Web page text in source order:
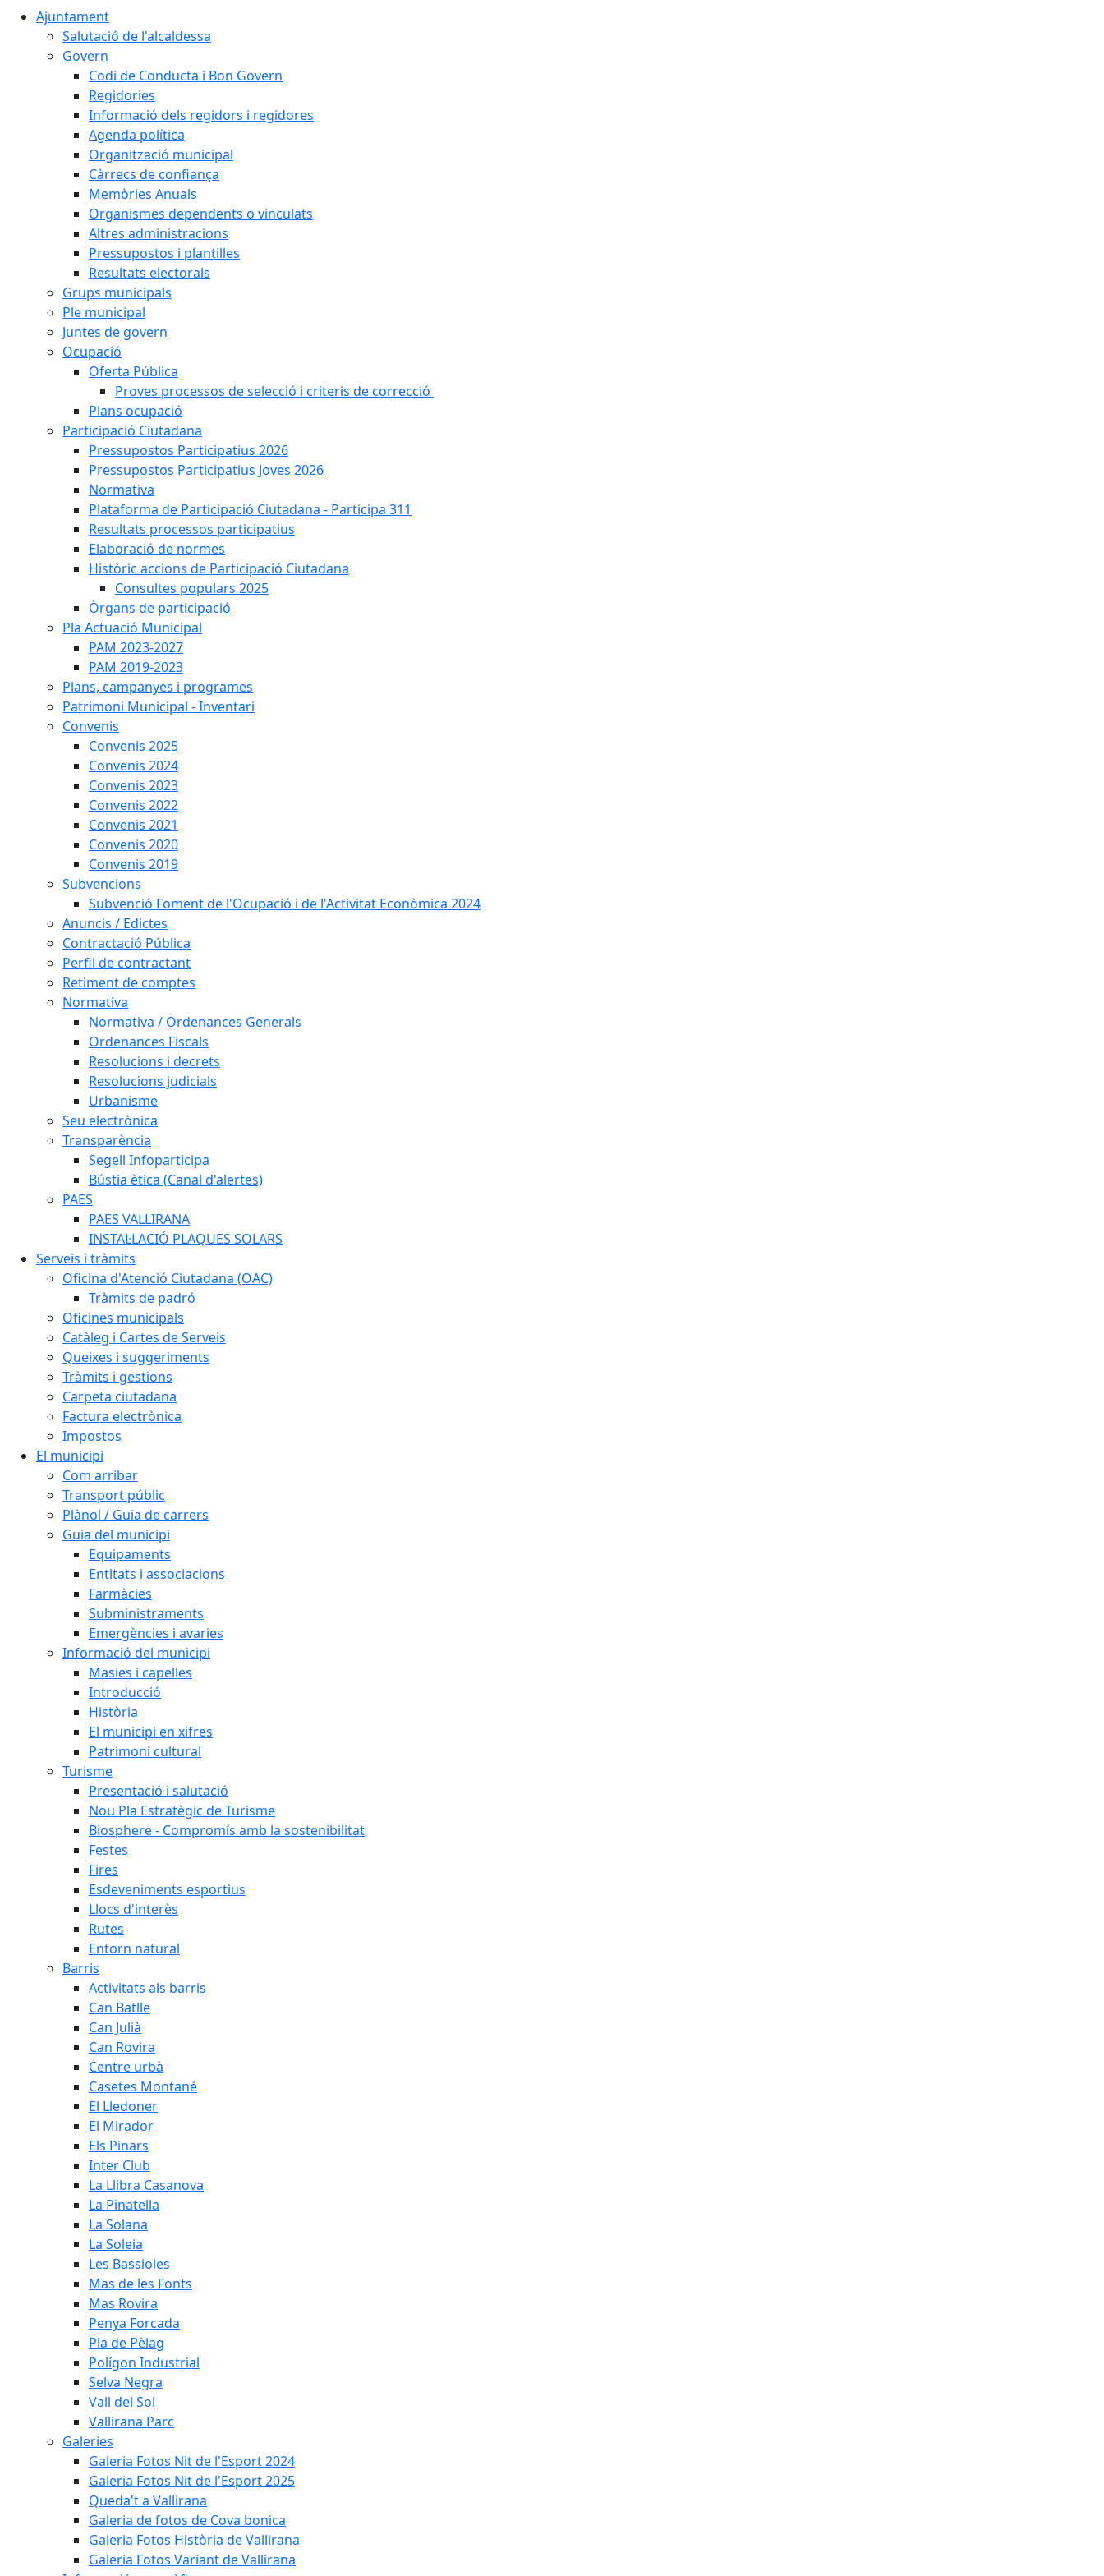
Ajuntament
Salutació de l'alcaldessa
Govern
Codi de Conducta i Bon Govern
Regidories
Informació dels regidors i regidores
Agenda política
Organització municipal
Càrrecs de confiança
Memòries Anuals
Organismes dependents o vinculats
Altres administracions
Pressupostos i plantilles
Resultats electorals
Grups municipals
Ple municipal
Juntes de govern
Ocupació
Oferta Pública
Proves processos de selecció i criteris de correcció
Plans ocupació
Participació Ciutadana
Pressupostos Participatius 2026
Pressupostos Participatius Joves 2026
Normativa
Plataforma de Participació Ciutadana - Participa 311
Resultats processos participatius
Elaboració de normes
Històric accions de Participació Ciutadana
Consultes populars 2025
Òrgans de participació
Pla Actuació Municipal
PAM 2023-2027
PAM 2019-2023
Plans, campanyes i programes
Patrimoni Municipal - Inventari
Convenis
Convenis 2025
Convenis 2024
Convenis 2023
Convenis 2022
Convenis 2021
Convenis 2020
Convenis 2019
Subvencions
Subvenció Foment de l'Ocupació i de l'Activitat Econòmica 2024
Anuncis / Edictes
Contractació Pública
Perfil de contractant
Retiment de comptes
Normativa
Normativa / Ordenances Generals
Ordenances Fiscals
Resolucions i decrets
Resolucions judicials
Urbanisme
Seu electrònica
Transparència
Segell Infoparticipa
Bústia ètica (Canal d'alertes)
PAES
PAES VALLIRANA
INSTAL·LACIÓ PLAQUES SOLARS
Serveis i tràmits
Oficina d'Atenció Ciutadana (OAC)
Tràmits de padró
Oficines municipals
Catàleg i Cartes de Serveis
Queixes i suggeriments
Tràmits i gestions
Carpeta ciutadana
Factura electrònica
Impostos
El municipi
Com arribar
Transport públic
Plànol / Guia de carrers
Guia del municipi
Equipaments
Entitats i associacions
Farmàcies
Subministraments
Emergències i avaries
Informació del municipi
Masies i capelles
Introducció
Història
El municipi en xifres
Patrimoni cultural
Turisme
Presentació i salutació
Nou Pla Estratègic de Turisme
Biosphere - Compromís amb la sostenibilitat
Festes
Fires
Esdeveniments esportius
Llocs d'interès
Rutes
Entorn natural
Barris
Activitats als barris
Can Batlle
Can Julià
Can Rovira
Centre urbà
Casetes Montané
El Lledoner
El Mirador
Els Pinars
Inter Club
La Llibra Casanova
La Pinatella
La Solana
La Soleia
Les Bassioles
Mas de les Fonts
Mas Rovira
Penya Forcada
Pla de Pèlag
Polígon Industrial
Selva Negra
Vall del Sol
Vallirana Parc
Galeries
Galeria Fotos Nit de l'Esport 2024
Galeria Fotos Nit de l'Esport 2025
Queda't a Vallirana
Galeria de fotos de Cova bonica
Galeria Fotos Història de Vallirana
Galeria Fotos Variant de Vallirana